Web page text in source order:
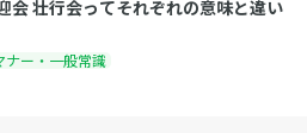
会 壮行会ってそれぞれの意味と違い
ナー・一般常識